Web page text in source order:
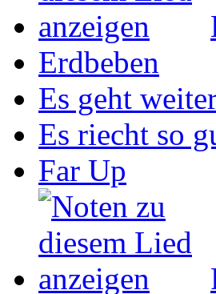
Erdbeben
Es geht
Es riecht so
Far Up